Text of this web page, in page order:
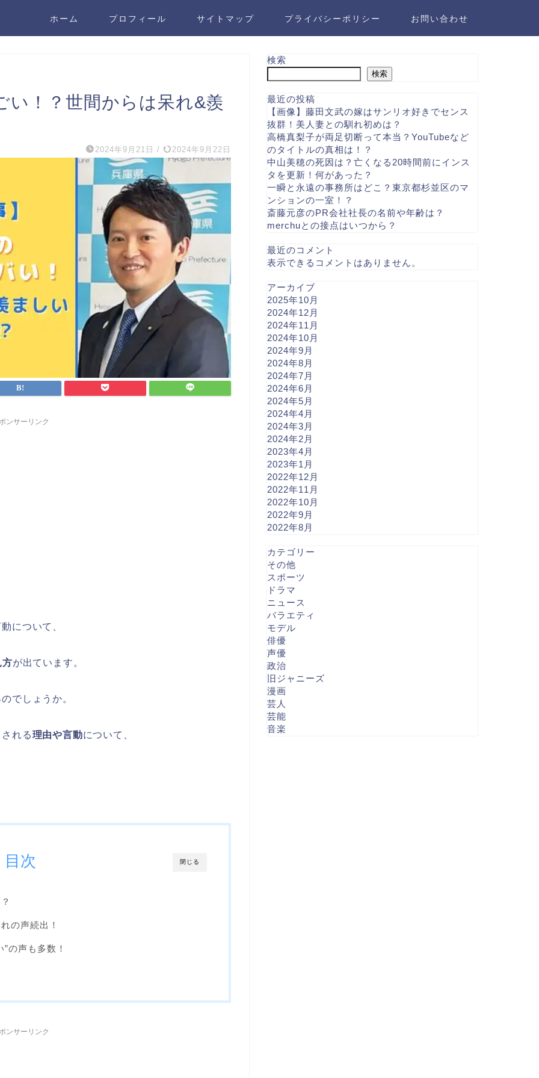
ホーム プロフィール サイトマップ プライバシーポリシー お問い合わせ
い！？世間からは呆れ&羨
2024年9月21日 / 2024年9月22日
ンサーリンク
について、
方が出ています。
のでしょうか。
れる理由や言動について、
閉じる
目次
の声続出！
の声も多数！
ンサーリンク
検索
検索
最近の投稿
【画像】藤田文武の嫁はサンリオ好きでセンス
抜群！美人妻との馴れ初めは？
高橋真梨子が両足切断って本当？YouTubeなど
のタイトルの真相は！？
中山美穂の死因は？亡くなる20時間前にインス
タを更新！何があった？
一瞬と永遠の事務所はどこ？東京都杉並区のマ
ンションの一室！？
斎藤元彦のPR会社社長の名前や年齢は？
merchuとの接点はいつから？
最近のコメント
表示できるコメントはありません。
アーカイブ
2025年10月
2024年12月
2024年11月
2024年10月
2024年9月
2024年8月
2024年7月
2024年6月
2024年5月
2024年4月
2024年3月
2024年2月
2023年4月
2023年1月
2022年12月
2022年11月
2022年10月
2022年9月
2022年8月
カテゴリー
その他
スポーツ
ドラマ
ニュース
バラエティ
モデル
俳優
声優
政治
旧ジャニーズ
漫画
芸人
芸能
音楽